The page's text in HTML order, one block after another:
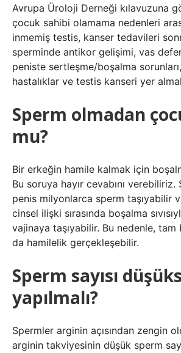
Avrupa Üroloji Derneği kılavuzuna
çocuk sahibi olamama nedenleri
inmemiş testis, kanser tedavileri
sperminde antikor gelişimi, vas
peniste sertleşme/boşalma
hastalıklar ve testis kanseri yer
Sperm olmadan
mu?
Bir erkeğin hamile kalmak için
Bu soruya hayır cevabını
penis milyonlarca sperm taşıyabilir
cinsel ilişki sırasında boşalma
vajinaya taşıyabilir. Bu nedenle,
da hamilelik gerçekleşebilir.
Sperm sayısı
yapılmalı?
Spermler arginin açısından zengin
arginin takviyesinin düşük sperm